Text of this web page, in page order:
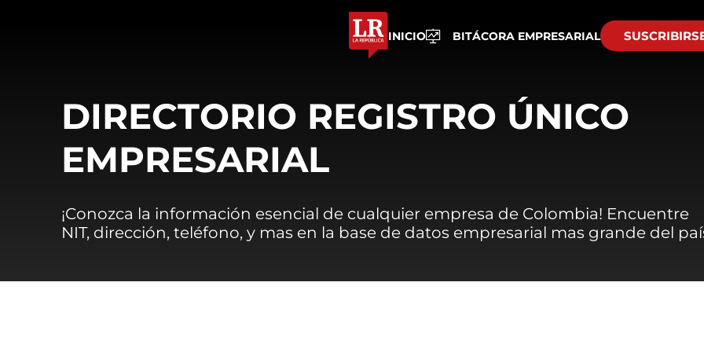
INICIO BITÁCORA EMPRESARIAL
DIRECTORIO REGISTRO ÚNICO
EMPRESARIAL
¡Conozca la información esencial de cualquier empresa de Colombia! Encuentre
NIT, dirección, teléfono, y mas en la base de datos empresarial mas grande del